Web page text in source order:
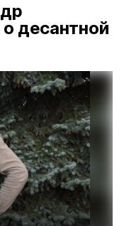
десантной